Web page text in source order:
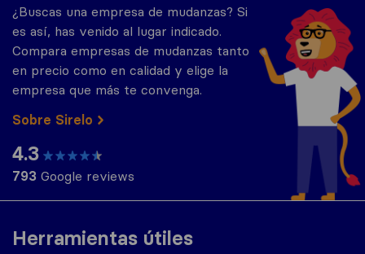
Herramientas útiles
¿Buscas una empresa de mudanzas? Si
es así, has venido al lugar indicado.
Compara empresas de mudanzas tanto
en precio como en calidad y elige la
empresa que más te convenga.
Sobre Sirelo
4.3
793 Google reviews